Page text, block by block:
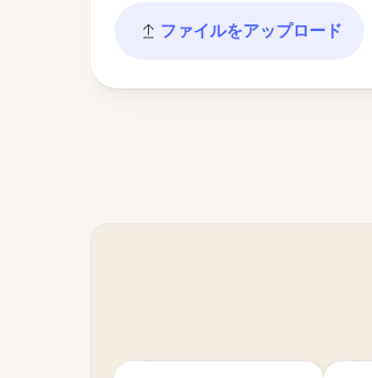
ファイルをアップロード